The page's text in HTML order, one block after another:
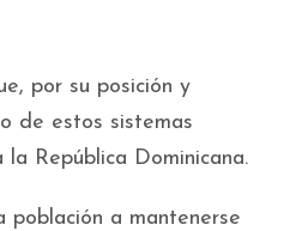
por su posición y
de estos sistemas
República Dominicana.
a mantenerse